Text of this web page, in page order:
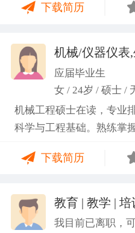
下载简历
应届毕业生
女 / 24岁 / 硕士 /
机械工程硕士在读，专业
科学与工程基础。熟练掌
2项天津市科研项目，擅
优秀的团队协作与沟通协
科研严谨性融入实践工作
下载简历
教育 | 教学 | 培
我目前已离职，